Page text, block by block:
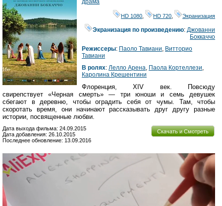
HD 1080 HD 720 Экранизация
Экранизация по произведению: Джованни
Боккаччо
Режиссеры: Паоло Тавиани Витторио
Тавиани
В ролях: Лелло Арена Паола Кортеллези
Каролина Крешентини
Флоренция, XIV век. Повсюду
свирепствует «Черная смерть» — три юноши и семь девушек
сбегают в деревню, чтобы оградить себя от чумы. Там, чтобы
скоротать время, они начинают рассказывать друг другу разные
истории, посвященные любви.
Скачать и Смотреть
Дата выхода фильма: 24.09.2015
Дата добавления: 26.10.2015
Последнее обновление: 13.09.2016